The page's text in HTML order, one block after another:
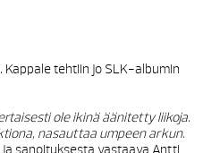
. Kappale tehtiin jo SLK-albumin
ole ikinä äänitetty liikoja.
nasauttaa umpeen arkun.
sanoituksesta vastaava Antti